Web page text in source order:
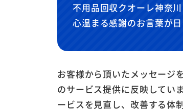
不用品回収クオーレ神奈
心温まる感謝のお言葉が
お客様から頂いたメッセージ
のサービス提供に反映してい
ービスを見直し、改善する体